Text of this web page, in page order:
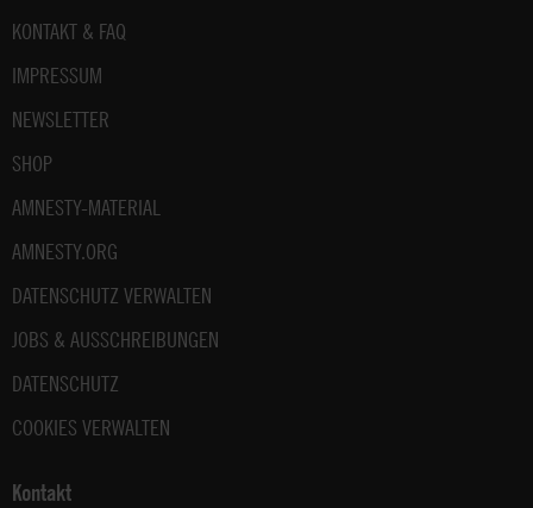
Fußbereich
KONTAKT & FAQ
IMPRESSUM
NEWSLETTER
SHOP
AMNESTY-MATERIAL
AMNESTY.ORG
DATENSCHUTZ VERWALTEN
JOBS & AUSSCHREIBUNGEN
DATENSCHUTZ
COOKIES VERWALTEN
Kontakt